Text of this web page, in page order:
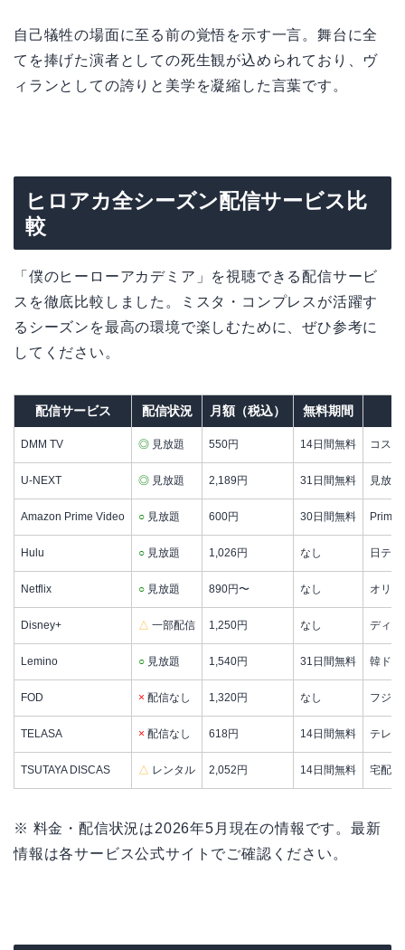
自己犠牲の場面に至る前の覚悟を示す一言。舞台に全
てを捧げた演者としての死生観が込められており、ヴ
ィランとしての誇りと美学を凝縮した言葉です。
ヒロアカ全シーズン配信サービス比
較
「僕のヒーローアカデミア」を視聴できる配信サービ
スを徹底比較しました。ミスタ・コンプレスが活躍す
るシーズンを最高の環境で楽しむために、ぜひ参考に
してください。
配信サービス 配信状況 月額（税込） 無料期間
DMM TV ◎ 見放題 550円 14日間無料 コス
U-NEXT ◎ 見放題 2,189円 31日間無料 見放
Amazon Prime Video ○ 見放題 600円 30日間無料 Prime
Hulu ○ 見放題 1,026円 なし 日テ
Netflix ○ 見放題 890円〜 なし オリ
Disney+ △ 一部配信 1,250円 なし ディズ
Lemino ○ 見放題 1,540円 31日間無料 韓ドラ
FOD × 配信なし 1,320円 なし フジ
TELASA × 配信なし 618円 14日間無料 テレ
TSUTAYA DISCAS △ レンタル 2,052円 14日間無料 宅配
※ 料金・配信状況は2026年5月現在の情報です。最新
情報は各サービス公式サイトでご確認ください。